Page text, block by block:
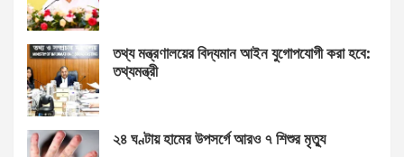
তথ্য মন্ত্রণালয়ের বিদ্যমান আইন যুগোপযোগী করা হবে:
তথ্যমন্ত্রী
২৪ ঘণ্টায় হামের উপসর্গে আরও ৭ শিশুর মৃত্যু